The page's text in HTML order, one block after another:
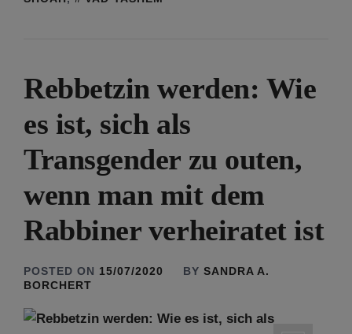
Rebbetzin werden: Wie
es ist, sich als
Transgender zu outen,
wenn man mit dem
Rabbiner verheiratet ist
POSTED ON 15/07/2020 BY SANDRA A.
BORCHERT